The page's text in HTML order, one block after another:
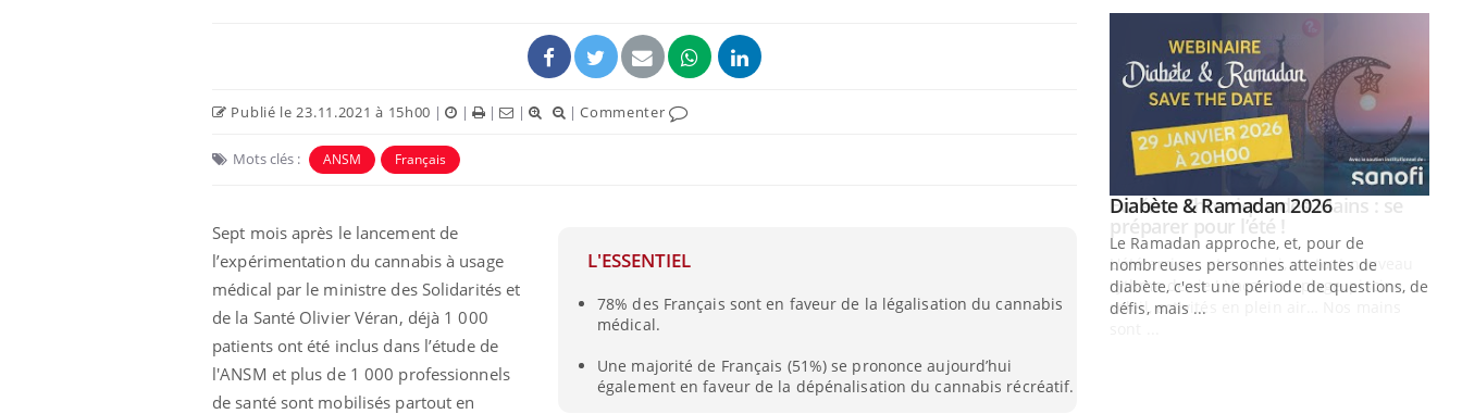
Publié le 23.11.2021 à 15h00 | | | | |Commenter
Mots clés : ANSM Français
L'ESSENTIEL
78% des Français sont en faveur de la légalisation du cannabis
médical.
Une majorité de Français (51%) se prononce aujourd’hui
également en faveur de la dépénalisation du cannabis récréatif.
Sept mois après le lancement de
l’expérimentation du cannabis à usage
médical par le ministre des Solidarités et
de la Santé Olivier Véran, déjà 1 000
patients ont été inclus dans l’étude de
l'ANSM et plus de 1 000 professionnels
de santé sont mobilisés partout en
Youtube
Fatigue, irritabilité, brouillard mental ou
même alopécie… Les symptômes de la
carence en fer sont multiples ce qui la rend
osait en parler??
En 2026, l'insuline dans le diabète de type 2
reste entourée d'idées reçues chez les
patients comme parfois chez les soignants.
soleil, activités en plein air… Nos mains
Youtube
Diabète & Ramadan 2026Youtube
Le Ramadan approche, et, pour de
nombreuses personnes atteintes de
diabète, c'est une période de questions, de
défis, mais ...